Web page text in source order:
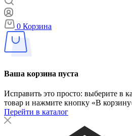
0 Корзина
Ваша корзина пуста
Исправить это просто: выберите в
товар и нажмите кнопку «В
Перейти в каталог